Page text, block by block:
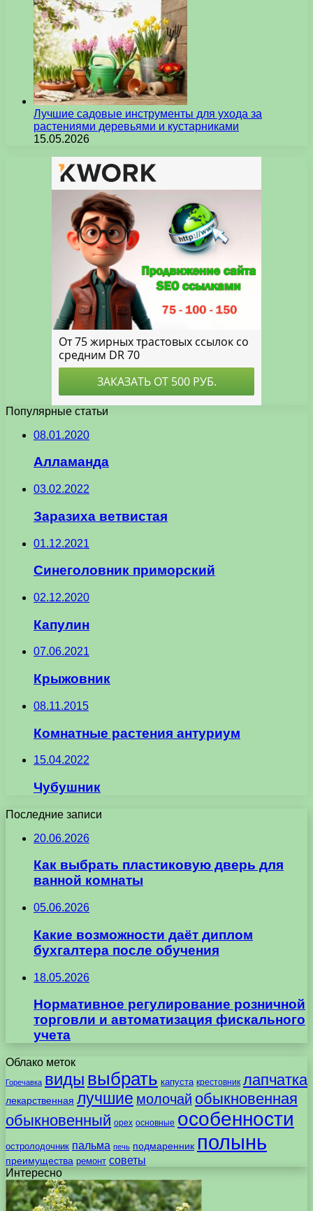
Лучшие садовые инструменты для ухода за
растениями деревьями и кустарниками
15.05.2026
Популярные статьи
08.01.2020
Алламанда
03.02.2022
Заразиха ветвистая
01.12.2021
Синеголовник приморский
02.12.2020
Капулин
07.06.2021
Крыжовник
08.11.2015
Комнатные растения антуриум
15.04.2022
Чубушник
Последние записи
20.06.2026
Как выбрать пластиковую дверь для
ванной комнаты
05.06.2026
Какие возможности даёт диплом
бухгалтера после обучения
18.05.2026
Нормативное регулирование розничной
торговли и автоматизация фискального
учета
Облако меток
Горечавка виды выбрать капуста крестовник лапчатка
лекарственная лучшие молочай обыкновенная
обыкновенный орех основные особенности
остролодочник пальма печь подмаренник полынь
преимущества ремонт советы
Интересно